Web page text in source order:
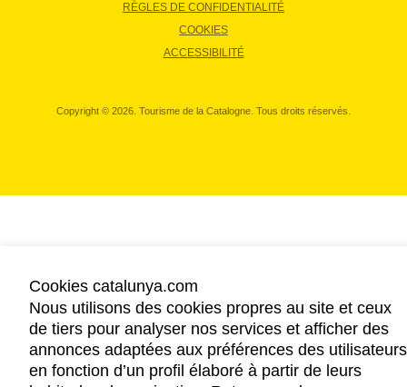
RÈGLES DE CONFIDENTIALITÉ
COOKIES
ACCESSIBILITÉ
Copyright © 2026. Tourisme de la Catalogne. Tous droits réservés.
Cookies catalunya.com
Nous utilisons des cookies propres au site et ceux
de tiers pour analyser nos services et afficher des
annonces adaptées aux préférences des utilisateurs
en fonction d’un profil élaboré à partir de leurs